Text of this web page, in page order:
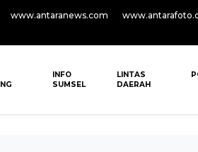
www.antaranews.com
INFO
SUMSEL
LINTAS
DAERAH